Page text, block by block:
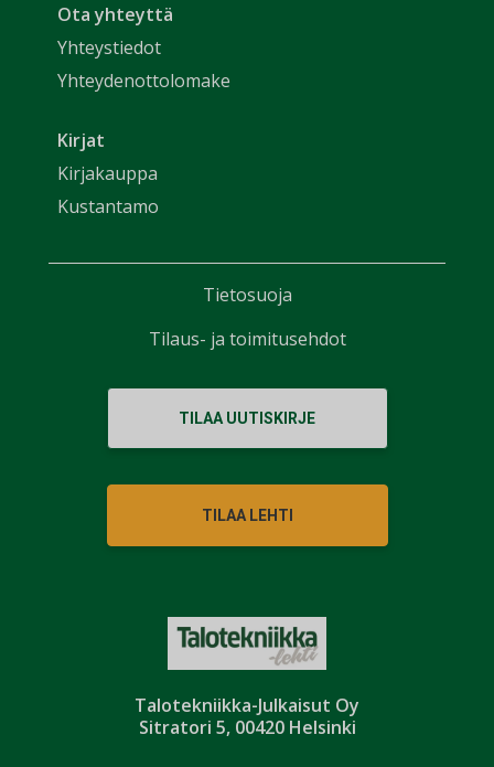
Talotekniikka-Julkaisut Oy
Sitratori 5, 00420 Helsinki
Ota yhteyttä
Yhteystiedot
Yhteydenottolomake
Kirjat
Kirjakauppa
Kustantamo
TILAA UUTISKIRJE
TILAA LEHTI
Tietosuoja
Tilaus- ja toimitusehdot